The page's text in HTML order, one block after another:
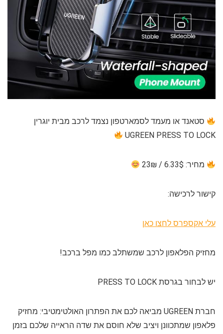
סטאנד או מעמד לסמארטפון נצמד לרכב מבית יוגרין
UGREEN PRESS TO LOCK
מחיר: 6.33$ / 23₪
קישור לרכישה:
עלי אקספרס לחצו כאן
מחזיק הפלאפון לרכב שמשתלב כמו מפל ברכב!
יש לבחור בגרסת PRESS TO LOCK
חברת UGREEN מביאה לכם את הפתרון האולטימטיבי: מחזיק
פלאפון שמתכוונן ויציב שלא חוסם את שדה הראייה שלכם בזמן